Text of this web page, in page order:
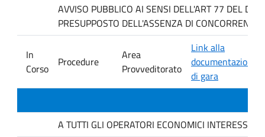
AVVISO PUBBLICO AI SENSI DELL'ART 77 DEL D
PRESUPPOSTO DELL'ASSENZA DI
In
Corso
Procedure
Area
Provveditorato
Link alla
documentazione
di gara
A TUTTI GLI OPERATORI ECONOMICI